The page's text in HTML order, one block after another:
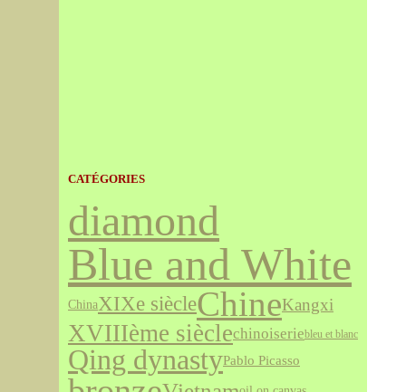
CATÉGORIES
diamond
Blue and White
ChinaXIXe siècleChineKangxi
XVIIIème sièclechinoiseriebleu et blanc
Qing dynastyPablo Picasso